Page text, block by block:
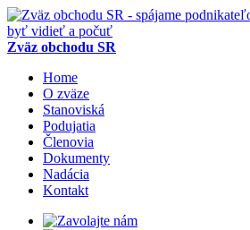
Zväz obchodu SR
Home
O zväze
Stanoviská
Podujatia
Členovia
Dokumenty
Nadácia
Kontakt